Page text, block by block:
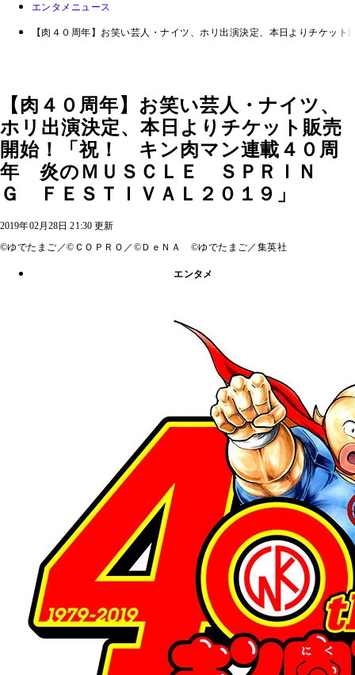
エンタメニュース
【肉４０周年】お笑い芸人・ナイツ、ホリ出演決定、本日よりチケ
【肉４０周年】お笑い芸人・ナイツ、
ホリ出演決定、本日よりチケット販売
開始！「祝！ キン肉マン連載４０周
年 炎のＭＵＳＣＬＥ ＳＰＲＩＮ
Ｇ ＦＥＳＴＩＶＡＬ２０１９」
2019年02月28日 21:30 更新
©ゆでたまご／©ＣＯＰＲＯ／©ＤｅＮＡ ©ゆでたまご／集英社
エンタメ